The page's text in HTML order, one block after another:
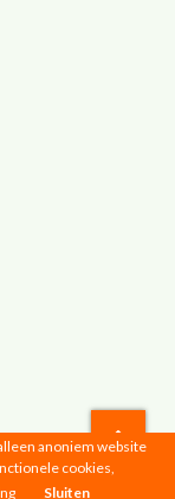
anoniem website
cookies,
Sluiten